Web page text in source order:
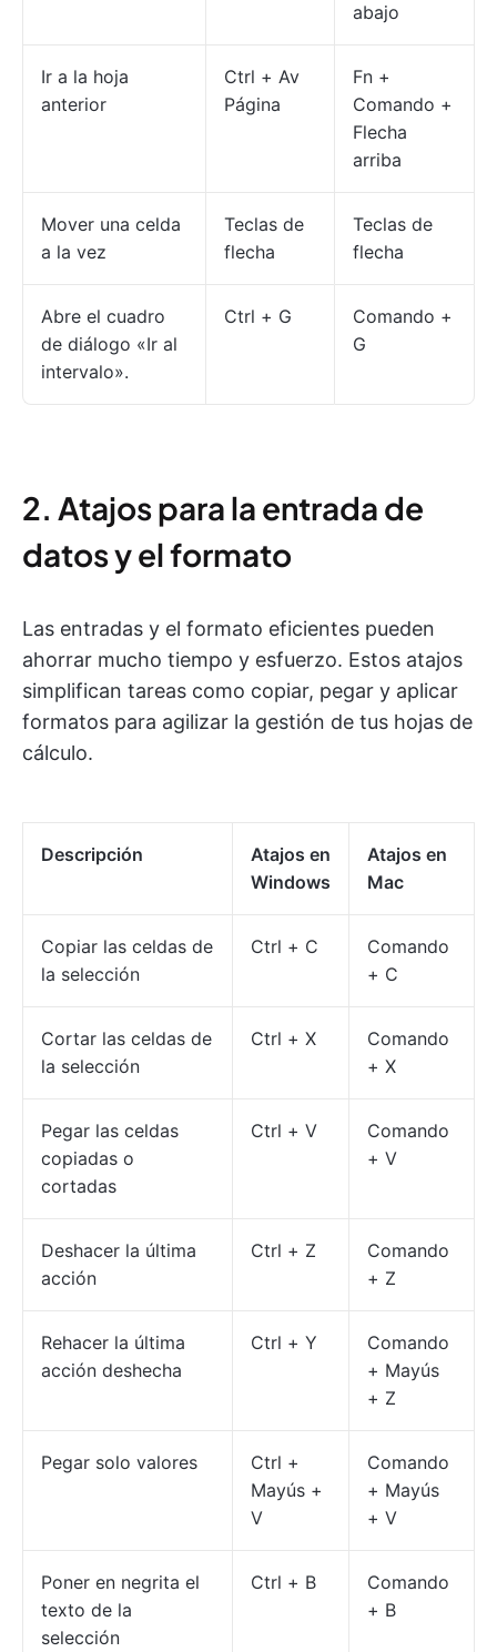
abajo
Ir a la hoja
anterior
Ctrl + Av
Página
Fn +
Comando +
Flecha
arriba
Mover una celda
a la vez
Teclas de
flecha
Teclas de
flecha
Abre el cuadro
de diálogo «Ir al
intervalo».
Ctrl + G
Comando +
G
2. Atajos para la entrada de
datos y el formato
Las entradas y el formato eficientes pueden
ahorrar mucho tiempo y esfuerzo. Estos atajos
simplifican tareas como copiar, pegar y aplicar
formatos para agilizar la gestión de tus hojas de
cálculo.
Descripción
Atajos en
Windows
Atajos en
Mac
Copiar las celdas de
la selección
Ctrl + C
Comando
+ C
Cortar las celdas de
la selección
Ctrl + X
Comando
+ X
Pegar las celdas
copiadas o
cortadas
Ctrl + V
Comando
+ V
Deshacer la última
acción
Ctrl + Z
Comando
+ Z
Rehacer la última
acción deshecha
Ctrl + Y
Comando
+ Mayús
+ Z
Pegar solo valores
Ctrl +
Mayús +
V
Comando
+ Mayús
+ V
Poner en negrita el
texto de la
selección
Ctrl + B
Comando
+ B